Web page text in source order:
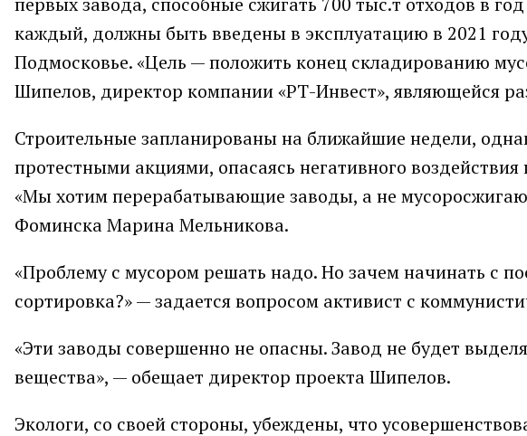
каждый, должны быть введены в эксплуатацию в 2021
Подмосковье. «Цель — положить конец складированию
Шипелов, директор компании «РТ-Инвест», являющейся
Строительные запланированы на ближайшие недели,
протестными акциями, опасаясь негативного
«Мы хотим перерабатывающие заводы, а не
Фоминска Марина Мельникова.
«Проблему с мусором решать надо. Но зачем начинать с
сортировка?» — задается вопросом активист с
«Эти заводы совершенно не опасны. Завод не будет
вещества», — обещает директор проекта Шипелов.
Экологи, со своей стороны, убеждены, что